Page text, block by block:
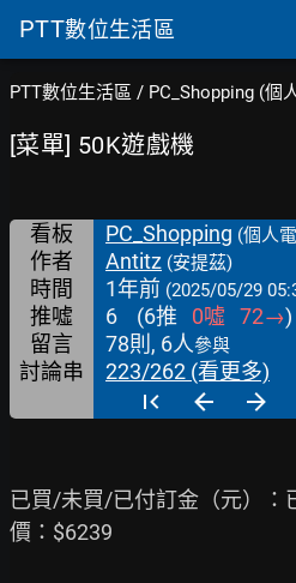
PTT數位生活區
PTT數位生活區 / PC_Shopping (個
[菜單] 50K遊戲機
看板 PC_Shopping (個人
作者 Antitz (安提茲)
時間 1年前 (2025/05/29
推噓 6 (6推 0噓 72→)
留言
78則, 6人參與
討論串 223/262 (看更多)
已買/未買/已付訂金（元）：
價：$6239